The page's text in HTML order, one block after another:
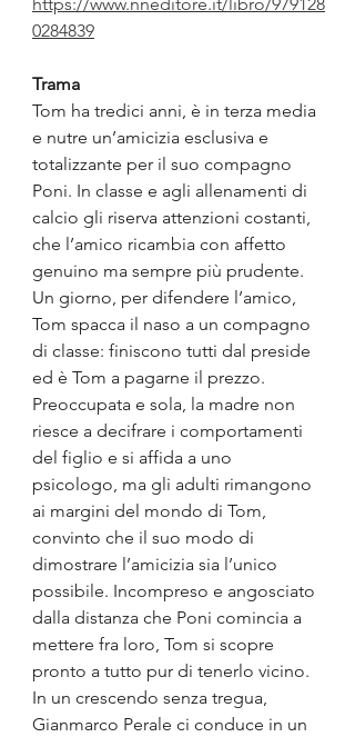
https://www.nneditore.it/libro/979128
0284839
Trama
Tom ha tredici anni, è in terza media
e nutre un’amicizia esclusiva e
totalizzante per il suo compagno
Poni. In classe e agli allenamenti di
calcio gli riserva attenzioni costanti,
che l’amico ricambia con affetto
genuino ma sempre più prudente.
Un giorno, per difendere l’amico,
Tom spacca il naso a un compagno
di classe: finiscono tutti dal preside
ed è Tom a pagarne il prezzo.
Preoccupata e sola, la madre non
riesce a decifrare i comportamenti
del figlio e si affida a uno
psicologo, ma gli adulti rimangono
ai margini del mondo di Tom,
convinto che il suo modo di
dimostrare l’amicizia sia l’unico
possibile. Incompreso e angosciato
dalla distanza che Poni comincia a
mettere fra loro, Tom si scopre
pronto a tutto pur di tenerlo vicino.
In un crescendo senza tregua,
Gianmarco Perale ci conduce in un